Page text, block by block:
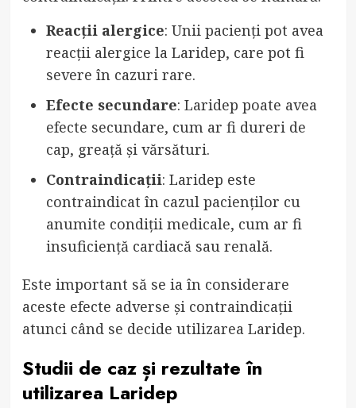
Reacții alergice: Unii pacienți pot avea
reacții alergice la Laridep, care pot fi
severe în cazuri rare.
Efecte secundare: Laridep poate avea
efecte secundare, cum ar fi dureri de
cap, greață și vărsături.
Contraindicații: Laridep este
contraindicat în cazul pacienților cu
anumite condiții medicale, cum ar fi
insuficiență cardiacă sau renală.
Este important să se ia în considerare
aceste efecte adverse și contraindicații
atunci când se decide utilizarea Laridep.
Studii de caz și rezultate în
utilizarea Laridep